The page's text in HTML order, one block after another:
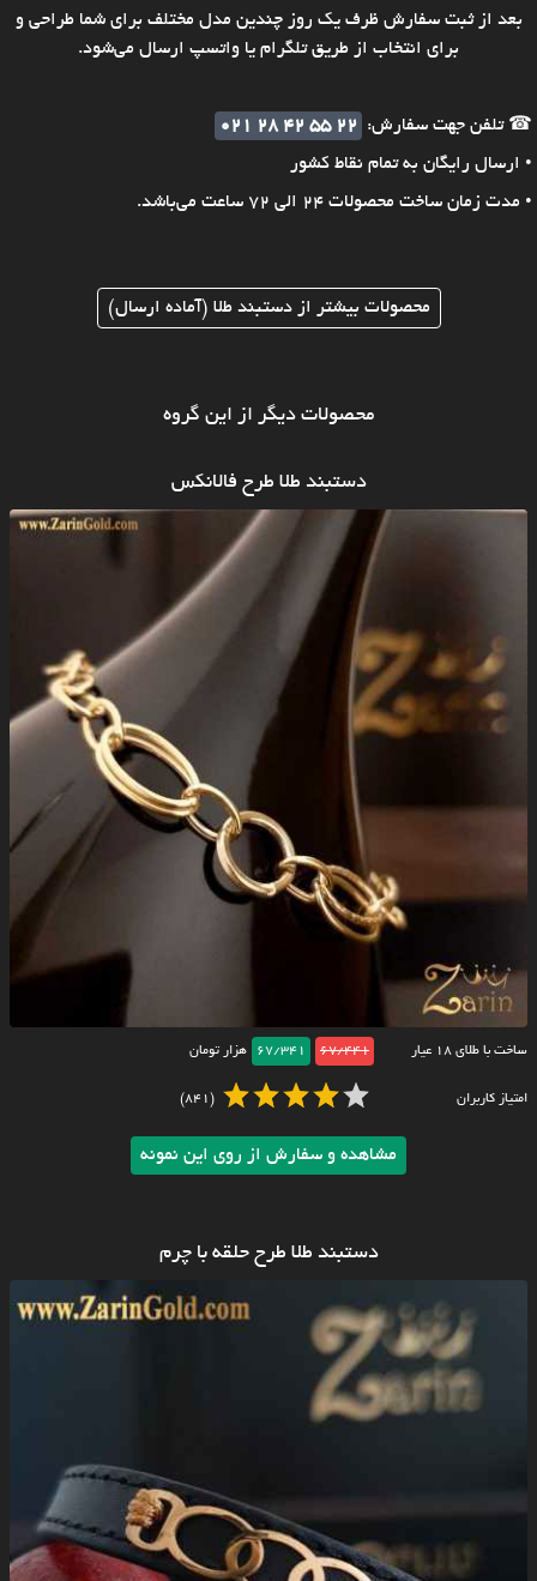
بعد از ثبت سفارش ظرف یک روز چندین مدل مختلف برای شما طراحی و
برای انتخاب از طریق تلگرام یا واتسپ ارسال می‌شود.
☎ تلفن جهت سفارش:
021 28 42 55 22
• ارسال رایگان به تمام نقاط کشور
• مدت زمان ساخت محصولات 24 الی 72 ساعت می‌باشد.
محصولات بیشتر از دستبند طلا (آماده ارسال)
محصولات دیگر از این گروه
دستبند طلا طرح فالانکس
ساخت با طلای ۱۸ عیار 67/441
67/341 هزار تومان
امتیاز کاربران (841)
مشاهده و سفارش از روی این نمونه
دستبند طلا طرح حلقه با چرم